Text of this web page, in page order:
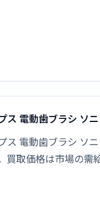
ス 電動歯ブラシ ソ
ス 電動歯ブラシ ソ
買取価格は市場の